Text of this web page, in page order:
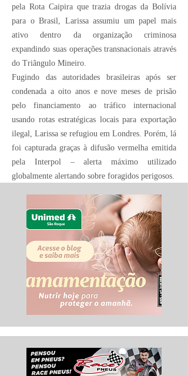
pela Rota Caipira que trazia drogas da Bolívia
para o Brasil, Larissa assumiu um papel mais
ativo dentro da organização criminosa
expandindo suas operações transnacionais através
do Triângulo Mineiro.
Fugindo das autoridades brasileiras após ser
condenada a oito anos e nove meses de prisão
pelo financiamento ao tráfico internacional
usando rotas estratégicas locais para exportação
ilegal, Larissa se refugiou em Londres. Porém, lá
foi capturada graças à difusão vermelha emitida
pela Interpol – alerta máximo utilizado
globalmente alertando sobre foragidos perigosos.